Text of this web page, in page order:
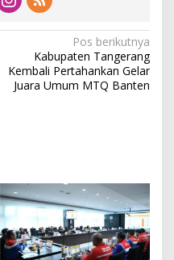
Pos berikutnya
Kabupaten Tangerang
Kembali Pertahankan Gelar
Juara Umum MTQ Banten